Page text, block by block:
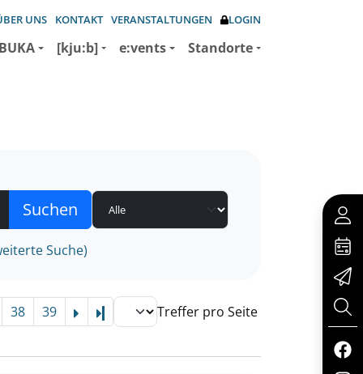
UNS KONTAKT VERANSTALTUNGEN LOGIN
[kju:b] e:vents Standorte
Suche)
38 39 Letzte SeiteTreffer pro Seite